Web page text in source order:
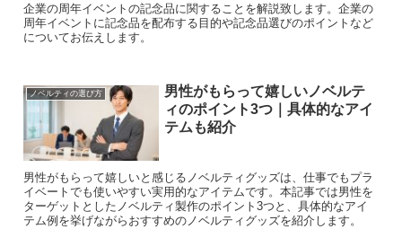
企業の周年イベントの記念品に関することを解説致します。企業の
周年イベントに記念品を配布する目的や記念品選びのポイントなど
についてお伝えします。
ノベルティの選び方
男性がもらって嬉しいノベルテ
ィのポイント3つ｜具体的なアイ
テムも紹介
男性がもらって嬉しいと感じるノベルティグッズは、仕事でもプラ
イベートでも使いやすい実用的なアイテムです。本記事では男性を
ターゲットとしたノベルティ製作のポイント3つと、具体的なアイ
テム例を挙げながらおすすめのノベルティグッズを紹介します。